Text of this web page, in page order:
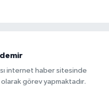
internet haber sitesinde
görev yapmaktadır.